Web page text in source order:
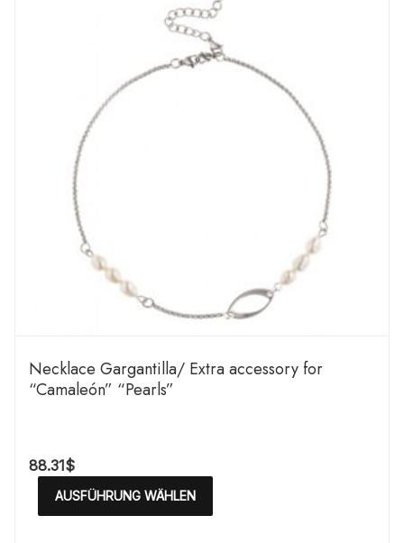
Necklace Gargantilla/ Extra accessory for
“Camaleón” “Pearls”
88.31$
AUSFÜHRUNG WÄHLEN